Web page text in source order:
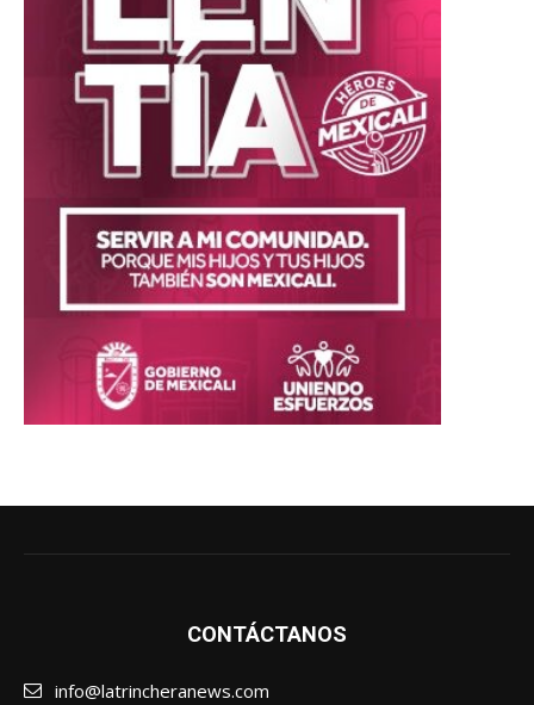
CONTÁCTANOS
info@latrincheranews.com